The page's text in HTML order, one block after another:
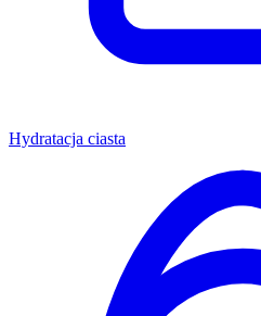
Hydratacja ciasta